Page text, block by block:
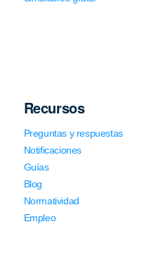
Recursos
Preguntas y respuestas
Notificaciones
Guías
Blog
Normatividad
Empleo